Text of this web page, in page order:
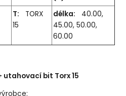
T: TORX
15
délka: 40.00,
45.00, 50.00,
60.00
utahovací bit Torx 15